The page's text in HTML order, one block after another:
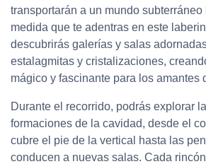
transportarán a un mundo
medida que te adentras en este
descubrirás galerías y salas
estalagmitas y cristalizaciones,
mágico y fascinante para los amantes
Durante el recorrido, podrás explorar
formaciones de la cavidad, desde el
cubre el pie de la vertical hasta las
conducen a nuevas salas. Cada